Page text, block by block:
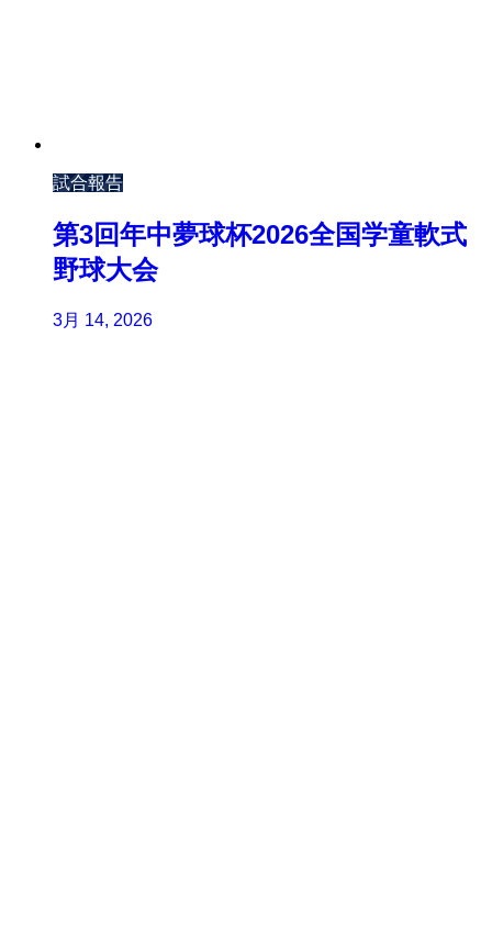
試合報告
第3回年中夢球杯2026全国学童軟式
野球大会
3月 14, 2026